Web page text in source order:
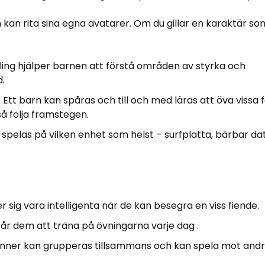
rita sina egna avatarer. Om du gillar en karaktär
hjälper barnen att förstå områden av styrka och
barn kan spåras och till och med läras att öva vissa
följa framstegen.
på vilken enhet som helst – surfplatta, bärbar
sig vara intelligenta när de kan besegra en viss fiende.
dem att träna på övningarna varje dag .
kan grupperas tillsammans och kan spela mot